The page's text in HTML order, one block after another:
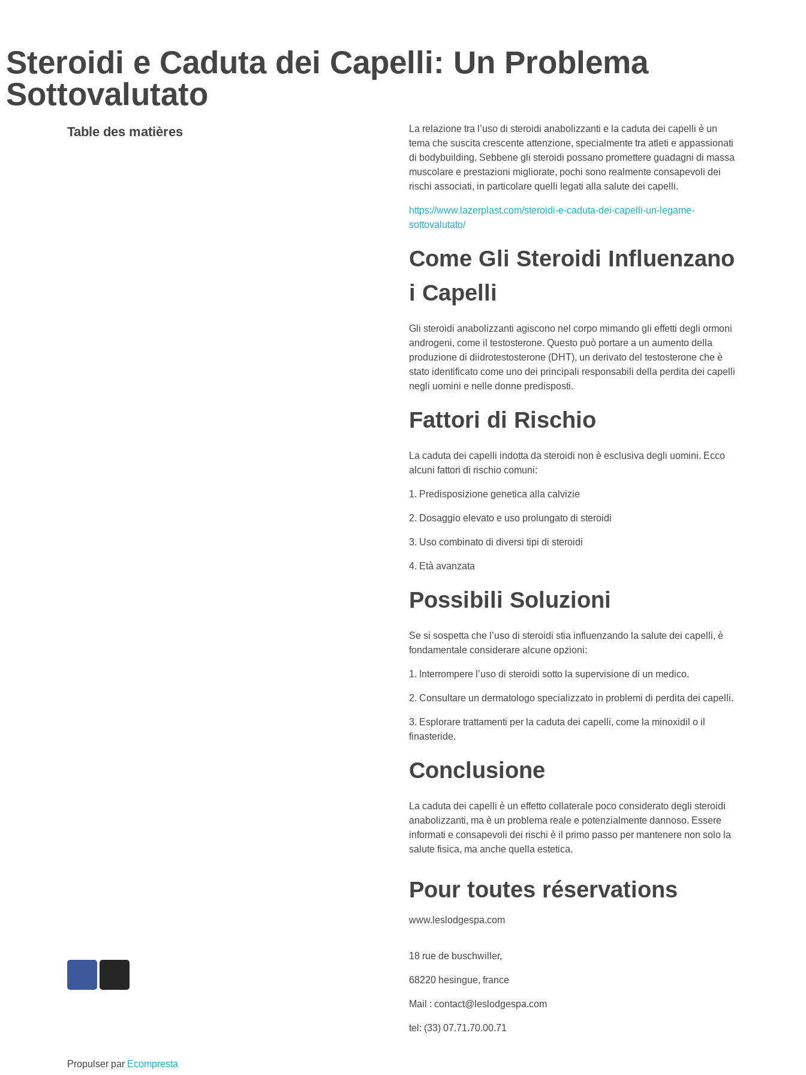
Steroidi e Caduta dei Capelli: Un Problema
Sottovalutato
Table des matières
La relazione tra l’uso di steroidi anabolizzanti e la caduta dei capelli è un
tema che suscita crescente attenzione, specialmente tra atleti e appassionati
di bodybuilding. Sebbene gli steroidi possano promettere guadagni di massa
muscolare e prestazioni migliorate, pochi sono realmente consapevoli dei
rischi associati, in particolare quelli legati alla salute dei capelli.
https://www.lazerplast.com/steroidi-e-caduta-dei-capelli-un-legame-
sottovalutato/
Come Gli Steroidi Influenzano
i Capelli
Gli steroidi anabolizzanti agiscono nel corpo mimando gli effetti degli ormoni
androgeni, come il testosterone. Questo può portare a un aumento della
produzione di diidrotestosterone (DHT), un derivato del testosterone che è
stato identificato come uno dei principali responsabili della perdita dei capelli
negli uomini e nelle donne predisposti.
Fattori di Rischio
La caduta dei capelli indotta da steroidi non è esclusiva degli uomini. Ecco
alcuni fattori di rischio comuni:
Predisposizione genetica alla calvizie
Dosaggio elevato e uso prolungato di steroidi
Uso combinato di diversi tipi di steroidi
Età avanzata
Possibili Soluzioni
Se si sospetta che l’uso di steroidi stia influenzando la salute dei capelli, è
fondamentale considerare alcune opzioni:
Interrompere l’uso di steroidi sotto la supervisione di un medico.
Consultare un dermatologo specializzato in problemi di perdita dei capelli.
Esplorare trattamenti per la caduta dei capelli, come la minoxidil o il
finasteride.
Conclusione
La caduta dei capelli è un effetto collaterale poco considerato degli steroidi
anabolizzanti, ma è un problema reale e potenzialmente dannoso. Essere
informati e consapevoli dei rischi è il primo passo per mantenere non solo la
salute fisica, ma anche quella estetica.
Pour toutes réservations
www.leslodgespa.com
18 rue de buschwiller,
68220 hesingue, france
Mail : contact@leslodgespa.com
tel: (33) 07.71.70.00.71
Propulser par Ecompresta